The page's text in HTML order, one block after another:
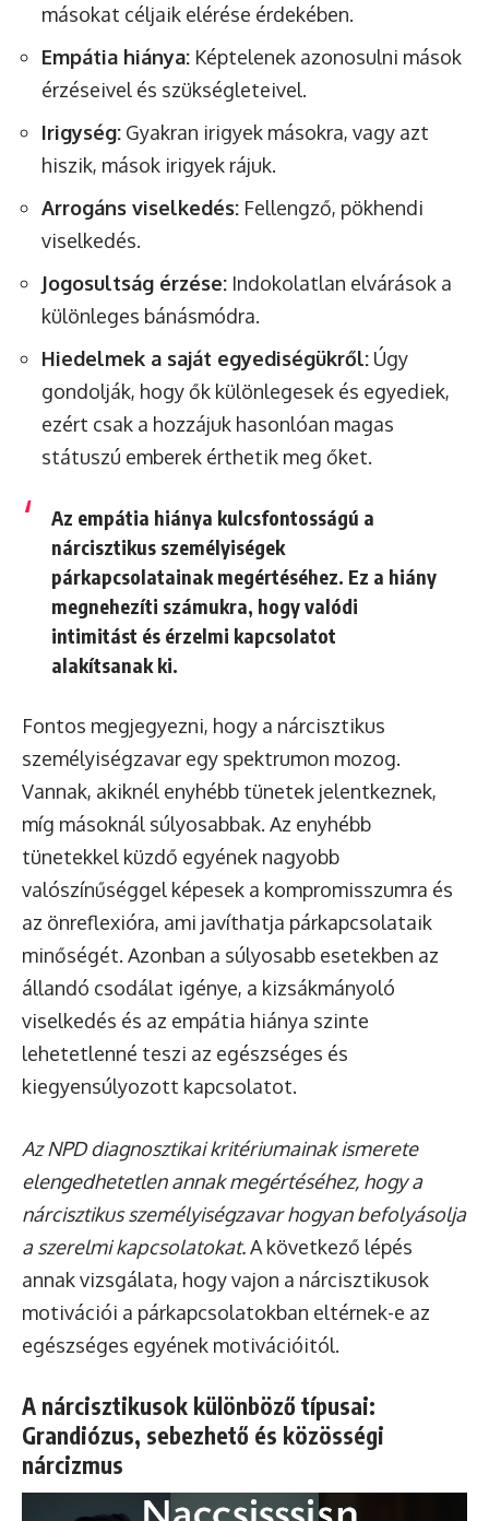
másokat céljaik elérése érdekében.
Empátia hiánya: Képtelenek azonosulni mások
érzéseivel és szükségleteivel.
Irigység: Gyakran irigyek másokra, vagy azt
hiszik, mások irigyek rájuk.
Arrogáns viselkedés: Fellengző, pökhendi
viselkedés.
Jogosultság érzése: Indokolatlan elvárások a
különleges bánásmódra.
Hiedelmek a saját egyediségükről: Úgy
gondolják, hogy ők különlegesek és egyediek,
ezért csak a hozzájuk hasonlóan magas
státuszú emberek érthetik meg őket.
Az empátia hiánya kulcsfontosságú a
nárcisztikus személyiségek
párkapcsolatainak megértéséhez. Ez a hiány
megnehezíti számukra, hogy valódi
intimitást és érzelmi kapcsolatot
alakítsanak ki.
Fontos megjegyezni, hogy a nárcisztikus
személyiségzavar egy spektrumon mozog.
Vannak, akiknél enyhébb tünetek jelentkeznek,
míg másoknál súlyosabbak. Az enyhébb
tünetekkel küzdő egyének nagyobb
valószínűséggel képesek a kompromisszumra és
az önreflexióra, ami javíthatja párkapcsolataik
minőségét. Azonban a súlyosabb esetekben az
állandó csodálat igénye, a kizsákmányoló
viselkedés és az empátia hiánya szinte
lehetetlenné teszi az egészséges és
kiegyensúlyozott kapcsolatot.
Az NPD diagnosztikai kritériumainak ismerete
elengedhetetlen annak megértéséhez, hogy a
nárcisztikus személyiségzavar hogyan befolyásolja
a szerelmi kapcsolatokat.A következő lépés
annak vizsgálata, hogy vajon a nárcisztikusok
motivációi a párkapcsolatokban eltérnek-e az
egészséges egyének motivációitól.
A nárcisztikusok különböző típusai:
Grandiózus, sebezhető és közösségi
nárcizmus